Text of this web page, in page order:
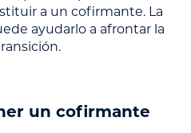
a un cofirmante. La
ayudarlo a afrontar la
un cofirmante